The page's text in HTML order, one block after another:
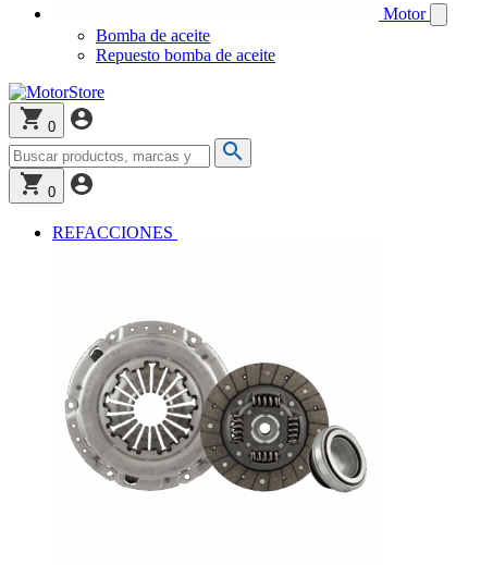
Motor
Bomba de aceite
Repuesto bomba de aceite
0
0
REFACCIONES